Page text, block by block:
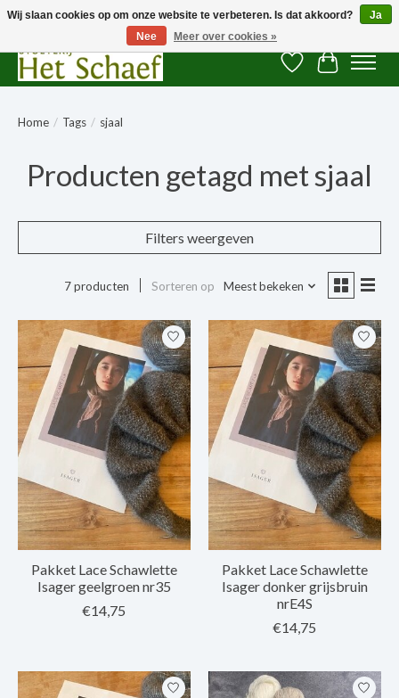
Verlanglijst
Home / Tags / sjaal
Producten getagd met sjaal
Filters weergeven
7 producten Sorteren op Meest bekeken
Pakket Lace Schawlette
Isager geelgroen nr35
€14,75
Pakket Lace Schawlette
Isager donker grijsbruin
nrE4S
€14,75
Wij slaan cookies op om onze website te verbeteren. Is dat akkoord?
Ja
Nee
Meer over cookies »